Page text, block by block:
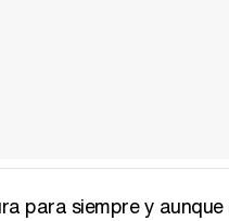
para siempre y aunque